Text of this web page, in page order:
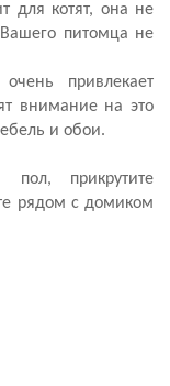
для котят, она не
Вашего питомца не
привлекает
внимание на это
и обои.
прикрутите
рядом с домиком